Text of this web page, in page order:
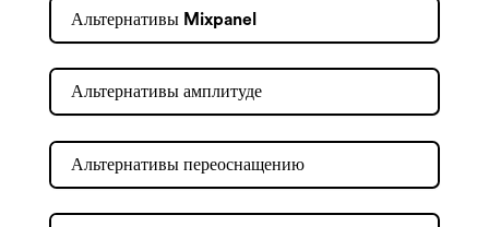
Альтернативы Mixpanel
Альтернативы амплитуде
Альтернативы переоснащению